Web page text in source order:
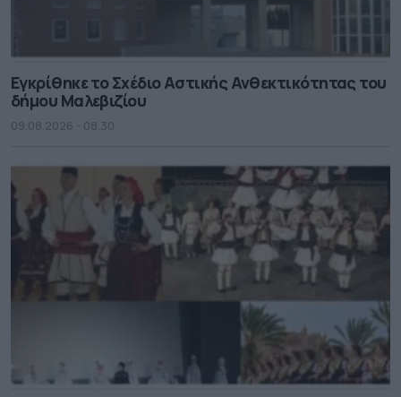
Εγκρίθηκε το Σχέδιο Αστικής Ανθεκτικότητας του
δήμου Μαλεβιζίου
09.08.2026 - 08.30